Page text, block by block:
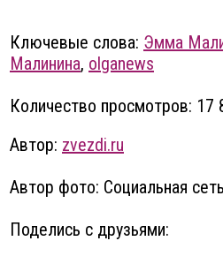
Ключевые слова: Эмма
Малинина, olganews
Количество просмотров: 17
Автор: zvezdi.ru
Автор фото: Социальная сеть
Поделись с друзьями: